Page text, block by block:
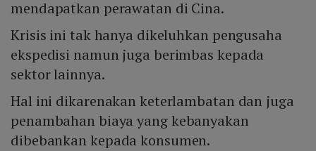
mendapatkan perawatan di Cina.
Krisis ini tak hanya dikeluhkan pengusaha
ekspedisi namun juga berimbas kepada
sektor lainnya.
Hal ini dikarenakan keterlambatan dan juga
penambahan biaya yang kebanyakan
dibebankan kepada konsumen.